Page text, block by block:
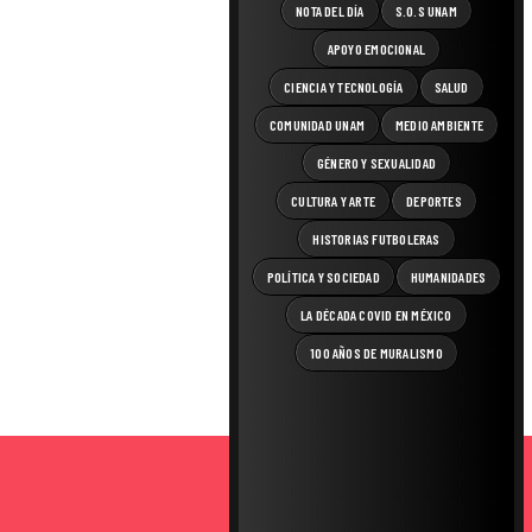
NOTA DEL DÍA S.O.S UNAM
APOYO EMOCIONAL
CIENCIA Y TECNOLOGÍA SALUD
COMUNIDAD UNAM MEDIO AMBIENTE
GÉNERO Y SEXUALIDAD
CULTURA Y ARTE DEPORTES
HISTORIAS FUTBOLERAS
POLÍTICA Y SOCIEDAD HUMANIDADES
LA DÉCADA COVID EN MÉXICO
100 AÑOS DE MURALISMO